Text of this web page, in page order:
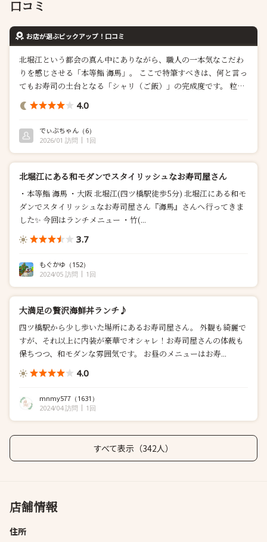
口コミ
お店が選ぶピックアップ！口コミ
北堀江という都会の真ん中にありながら、職人の一本気なこだわ
りを感じさせる「本等鮨 海馬」。 ここで特筆すべきは、何と言っ
てもお寿司の土台となる「シャリ（ご飯）」の完成度です。 粒立
ちと解け具合が絶妙な「シャリ」の魅力 ここのシャリは、一粒一
粒の輪郭がはっきりとしていて、口に運んだ瞬間に「ハラリ」と
ほどける完璧な握り加減。お米の炊き加減が絶妙で、噛むほどに
優しい酢の香りと、お米本来の自然な甘み...
4.0
でぃぶちゃん （6）
2026/01 訪問
1回
北堀江にある和モダンでスタイリッシュなお寿司屋さん
・本等鮨 海馬 ・大阪 北堀江(四ツ橋駅徒歩5分) 北堀江にある和モ
ダンでスタイリッシュなお寿司屋さん『海馬』さんへ行ってきま
した✨️ 今回はランチメニュー ・竹(...
3.7
もぐかゆ （152）
2024/05 訪問
1回
大満足の贅沢海鮮丼ランチ♪
四ツ橋駅から少し歩いた場所にあるお寿司屋さん。 外観も綺麗で
すが、それ以上に内装が豪華でオシャレ！お寿司屋さんの体裁も
保ちつつ、和モダンな雰囲気です。 お昼のメニューはお寿...
4.0
mnmy577 （1631）
2024/04 訪問
1回
すべて表示（342人）
店舗情報
住所